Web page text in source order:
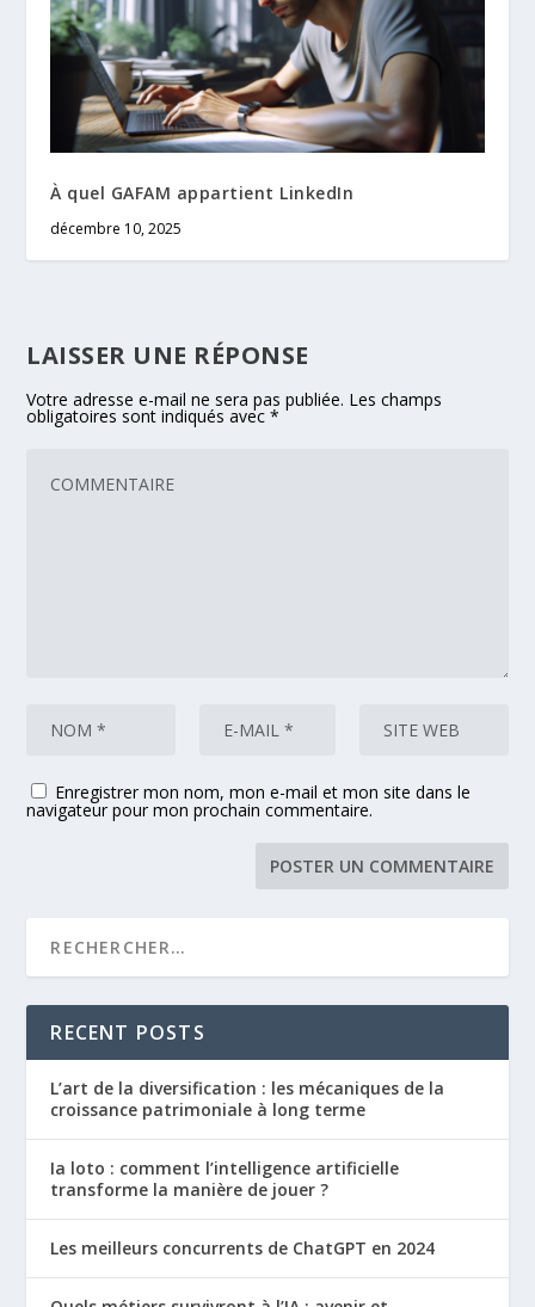
À quel GAFAM appartient LinkedIn
décembre 10, 2025
LAISSER UNE RÉPONSE
Votre adresse e-mail ne sera pas publiée. Les champs
obligatoires sont indiqués avec*
Enregistrer mon nom, mon e-mail et mon site dans le
navigateur pour mon prochain commentaire.
RECENT POSTS
L’art de la diversification : les mécaniques de la
croissance patrimoniale à long terme
Ia loto : comment l’intelligence artificielle
transforme la manière de jouer ?
Les meilleurs concurrents de ChatGPT en 2024